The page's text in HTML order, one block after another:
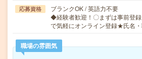
応募資格
ブランクOK / 英語力不要
◆経験者歓迎！〇まずは事前登
で気軽にオンライン登録★氏名
職場の雰囲気